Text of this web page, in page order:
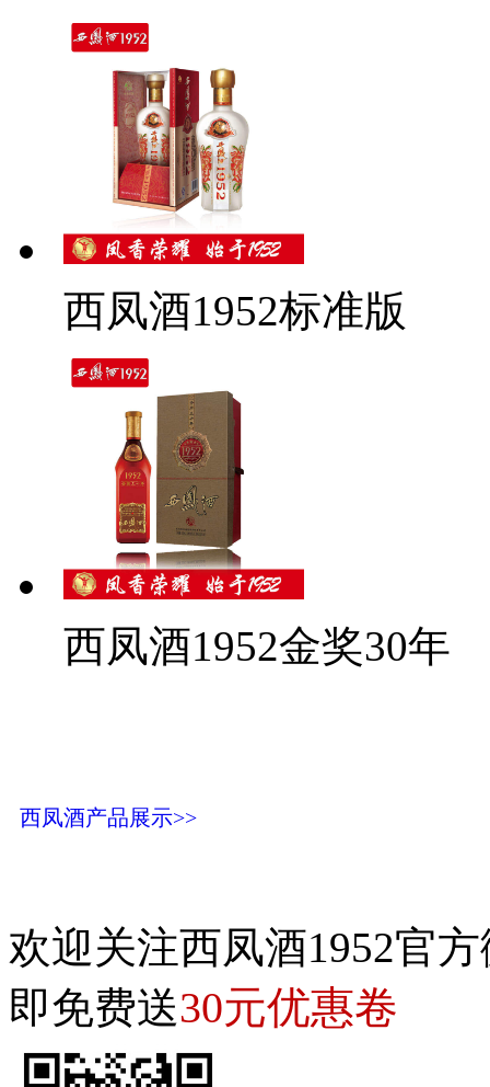
西凤酒1952标准版
西凤酒1952金奖30年
西凤酒产品展示>>
欢迎关注西凤酒1952官
即免费送30元优惠卷